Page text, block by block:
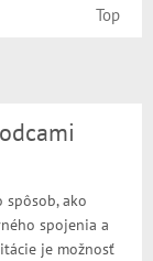
Top
spôsob, ako
spojenia a
je možnosť